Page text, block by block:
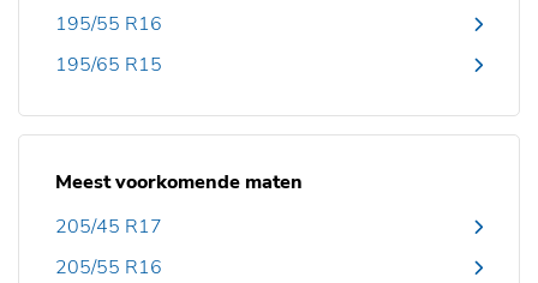
195/55 R16
195/65 R15
Meest voorkomende maten
205/45 R17
205/55 R16